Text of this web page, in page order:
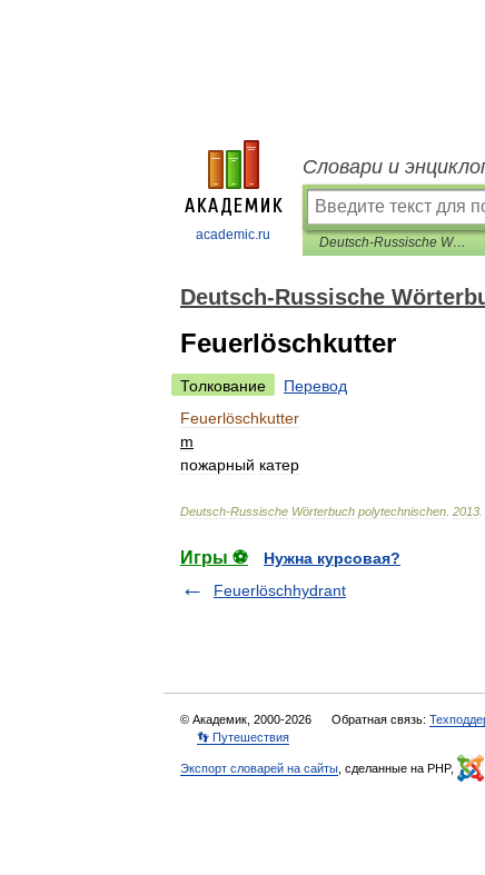
academic.ru
Словари и
Deutsch-Russische Wörterbuch polytechnischen
Deutsch-Russische
Feuerlöschkutter
Толкование
Перевод
Feuerlöschkutter
m
пожарный катер
Deutsch-Russische Wörterbuch polytechnischen 2013
Игры ⚽
Нужна курсовая?
Feuerlöschhydrant
© Академик, 2000-2026 Обратная связь:
👣 Путешествия
Экспорт словарей на сайты , сделанные на PHP,